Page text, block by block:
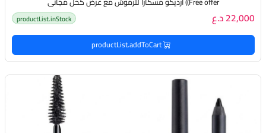
22,000 د.ع productList.inStock
productList.addToCart